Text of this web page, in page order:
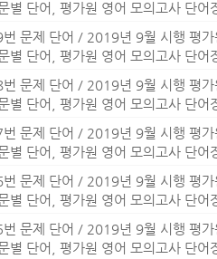
별 단어, 평가원 영어 모의고사 단어
문제 단어 / 2019년 9월 시행 평
별 단어, 평가원 영어 모의고사 단어
문제 단어 / 2019년 9월 시행 평
별 단어, 평가원 영어 모의고사 단어
문제 단어 / 2019년 9월 시행 평
별 단어, 평가원 영어 모의고사 단어
문제 단어 / 2019년 9월 시행 평
별 단어, 평가원 영어 모의고사 단어
문제 단어 / 2019년 9월 시행 평
별 단어, 평가원 영어 모의고사 단어